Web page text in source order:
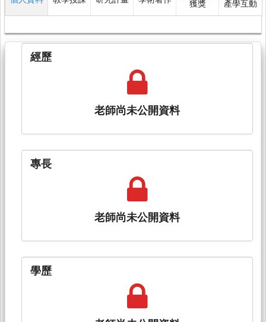
獲獎
產學互動
經歷
老師尚未公開資料
專長
老師尚未公開資料
學歷